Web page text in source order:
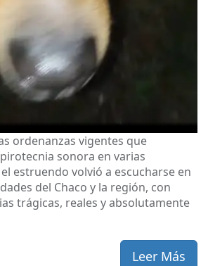
ordenanzas vigentes que
sonora en varias
estruendo volvió a escucharse en
del Chaco y la región, con
trágicas, reales y absolutamente
Leer Más